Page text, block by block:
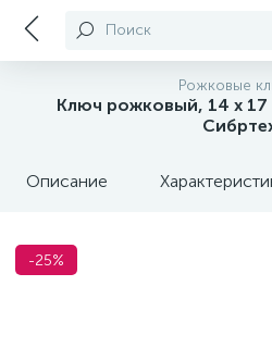
Поиск
Рожковые
Ключ рожковый, 14 х
Описание
-25%